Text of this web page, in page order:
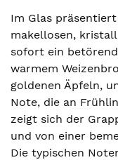
Im Glas
makellosen,
sofort ein
warmem
goldenen Äpfeln,
Note, die an
zeigt sich der
und von einer
Die typischen